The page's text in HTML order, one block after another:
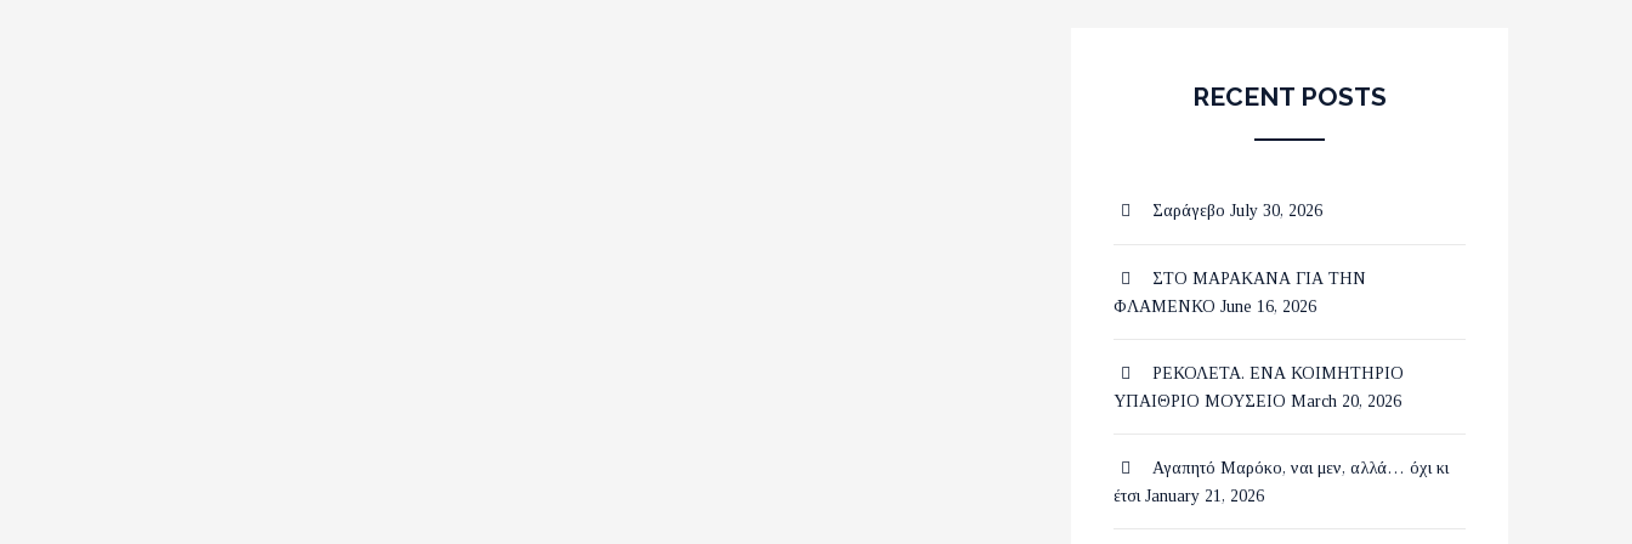
RECENT POSTS
Σαράγεβο July 30, 2026
ΣΤΟ ΜΑΡΑΚΑΝΑ ΓΙΑ ΤΗΝ
ΦΛΑΜΕΝΚΟ June 16, 2026
ΡΕΚΟΛΕΤΑ. ΕΝΑ ΚΟΙΜΗΤΗΡΙΟ
ΥΠΑΙΘΡΙΟ ΜΟΥΣΕΙΟ March 20, 2026
Αγαπητό Μαρόκο, ναι μεν, αλλά… όχι κι
έτσι January 21, 2026